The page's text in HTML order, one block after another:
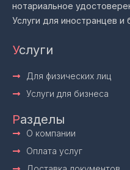
нотариальное
Услуги для иностранцев и
Услуги
Для физических лиц
Услуги для бизнеса
Разделы
О компании
Оплата услуг